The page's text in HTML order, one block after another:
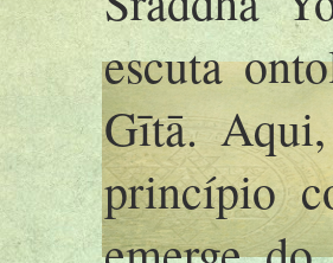
escuta
Gītā.
princípio